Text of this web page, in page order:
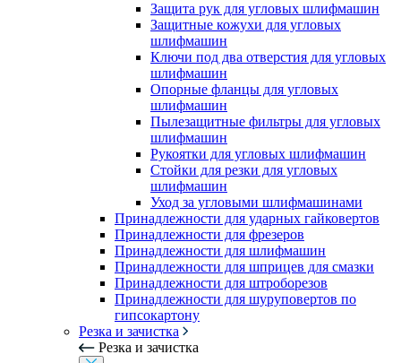
Защита рук для угловых шлифмашин
Защитные кожухи для угловых
шлифмашин
Ключи под два отверстия для угловых
шлифмашин
Опорные фланцы для угловых
шлифмашин
Пылезащитные фильтры для угловых
шлифмашин
Рукоятки для угловых шлифмашин
Стойки для резки для угловых
шлифмашин
Уход за угловыми шлифмашинами
Принадлежности для ударных гайковертов
Принадлежности для фрезеров
Принадлежности для шлифмашин
Принадлежности для шприцев для смазки
Принадлежности для штроборезов
Принадлежности для шуруповертов по
гипсокартону
Резка и зачистка
Резка и зачистка